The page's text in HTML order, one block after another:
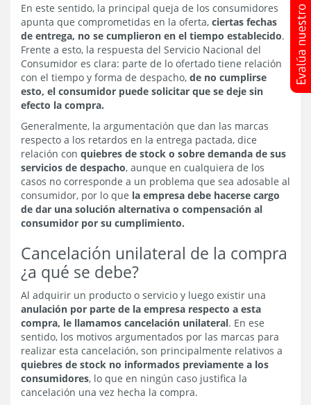
En este sentido, la principal queja de los consumidores
apunta que comprometidas en la oferta, ciertas fechas
de entrega, no se cumplieron en el tiempo establecido.
Frente a esto, la respuesta del Servicio Nacional del
Consumidor es clara: parte de lo ofertado tiene relación
con el tiempo y forma de despacho, de no cumplirse
esto, el consumidor puede solicitar que se deje sin
efecto la compra.
Generalmente, la argumentación que dan las marcas
respecto a los retardos en la entrega pactada, dice
relación con quiebres de stock o sobre demanda de sus
servicios de despacho, aunque en cualquiera de los
casos no corresponde a un problema que sea adosable al
consumidor, por lo que la empresa debe hacerse cargo
de dar una solución alternativa o compensación al
consumidor por su cumplimiento.
Cancelación unilateral de la compra
¿a qué se debe?
Al adquirir un producto o servicio y luego existir una
anulación por parte de la empresa respecto a esta
compra, le llamamos cancelación unilateral. En ese
sentido, los motivos argumentados por las marcas para
realizar esta cancelación, son principalmente relativos a
quiebres de stock no informados previamente a los
consumidores, lo que en ningún caso justifica la
cancelación una vez hecha la compra.